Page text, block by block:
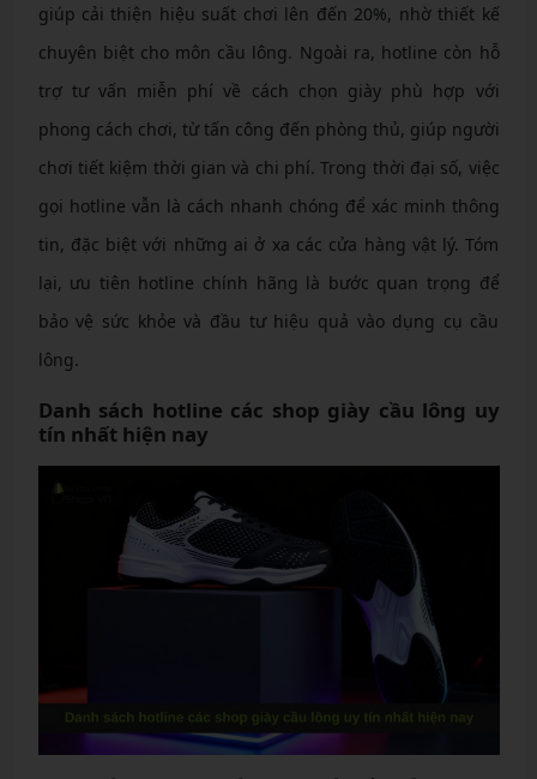
giúp cải thiện hiệu suất chơi lên đến 20%, nhờ thiết kế
chuyên biệt cho môn cầu lông. Ngoài ra, hotline còn hỗ
trợ tư vấn miễn phí về cách chọn giày phù hợp với
phong cách chơi, từ tấn công đến phòng thủ, giúp người
chơi tiết kiệm thời gian và chi phí. Trong thời đại số, việc
gọi hotline vẫn là cách nhanh chóng để xác minh thông
tin, đặc biệt với những ai ở xa các cửa hàng vật lý. Tóm
lại, ưu tiên hotline chính hãng là bước quan trọng để
bảo vệ sức khỏe và đầu tư hiệu quả vào dụng cụ cầu
lông.
Danh sách hotline các shop giày cầu lông uy
tín nhất hiện nay